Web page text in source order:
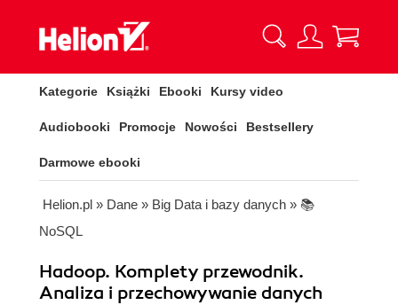
Kategorie Książki Ebooki Kursy video
Audiobooki Promocje Nowości Bestsellery
Darmowe ebooki
Helion.pl » Dane » Big Data i bazy danych » 📚
NoSQL
Hadoop. Komplety przewodnik.
Analiza i przechowywanie danych